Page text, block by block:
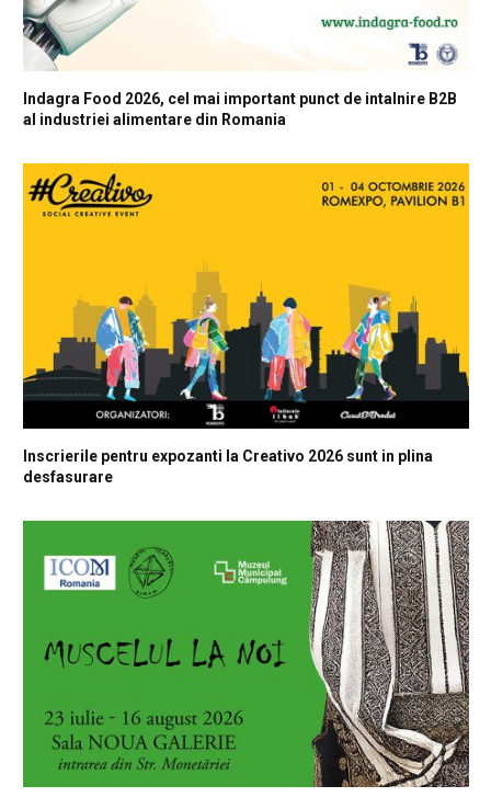
Indagra Food 2026, cel mai important punct de intalnire B2B
al industriei alimentare din Romania
Inscrierile pentru expozanti la Creativo 2026 sunt in plina
desfasurare